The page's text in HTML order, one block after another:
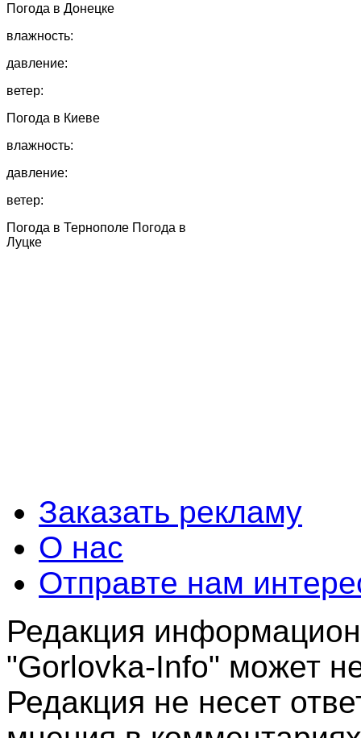
Погода в Донецке
влажность:
давление:
ветер:
Погода в Киеве
влажность:
давление:
ветер:
Погода в Тернополе Погода в
Луцке
Заказать рекламу
О нас
Отправте нам
Редакция
"Gorlovka-Info" может
Редакция не несет